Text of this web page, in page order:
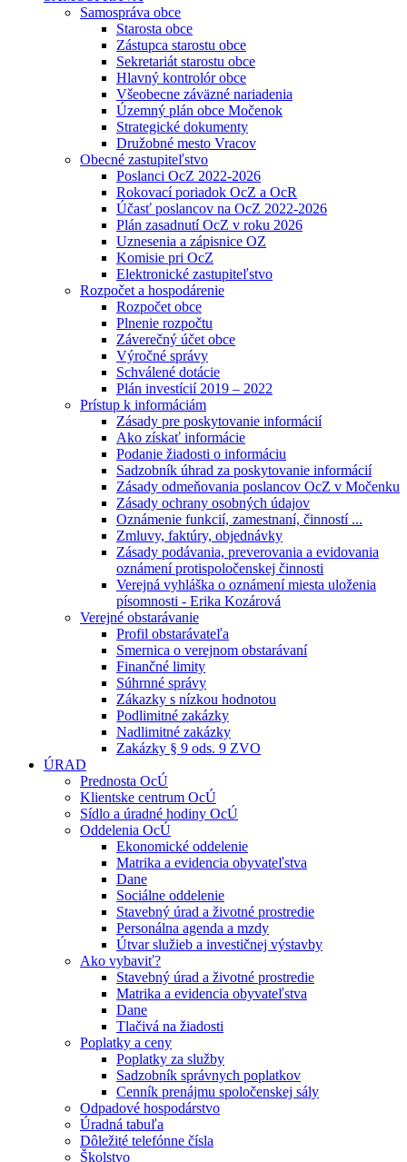
Samospráva obce
Starosta obce
Zástupca starostu obce
Sekretariát starostu obce
Hlavný kontrolór obce
Všeobecne záväzné nariadenia
Územný plán obce Močenok
Strategické dokumenty
Družobné mesto Vracov
Obecné zastupiteľstvo
Poslanci OcZ 2022-2026
Rokovací poriadok OcZ a OcR
Účasť poslancov na OcZ 2022-2026
Plán zasadnutí OcZ v roku 2026
Uznesenia a zápisnice OZ
Komisie pri OcZ
Elektronické zastupiteľstvo
Rozpočet a hospodárenie
Rozpočet obce
Plnenie rozpočtu
Záverečný účet obce
Výročné správy
Schválené dotácie
Plán investícií 2019 – 2022
Prístup k informáciám
Zásady pre poskytovanie informácií
Ako získať informácie
Podanie žiadosti o informáciu
Sadzobník úhrad za poskytovanie informácií
Zásady odmeňovania poslancov OcZ v Močenku
Zásady ochrany osobných údajov
Oznámenie funkcií, zamestnaní, činností ...
Zmluvy, faktúry, objednávky
Zásady podávania, preverovania a evidovania
oznámení protispoločenskej činnosti
Verejná vyhláška o oznámení miesta uloženia
písomnosti - Erika Kozárová
Verejné obstarávanie
Profil obstarávateľa
Smernica o verejnom obstarávaní
Finančné limity
Súhrnné správy
Zákazky s nízkou hodnotou
Podlimitné zakázky
Nadlimitné zakázky
Zakázky § 9 ods. 9 ZVO
ÚRAD
Prednosta OcÚ
Klientske centrum OcÚ
Sídlo a úradné hodiny OcÚ
Oddelenia OcÚ
Ekonomické oddelenie
Matrika a evidencia obyvateľstva
Dane
Sociálne oddelenie
Stavebný úrad a životné prostredie
Personálna agenda a mzdy
Útvar služieb a investičnej výstavby
Ako vybaviť?
Stavebný úrad a životné prostredie
Matrika a evidencia obyvateľstva
Dane
Tlačivá na žiadosti
Poplatky a ceny
Poplatky za služby
Sadzobník správnych poplatkov
Cenník prenájmu spoločenskej sály
Odpadové hospodárstvo
Úradná tabuľa
Dôležité telefónne čísla
Školstvo